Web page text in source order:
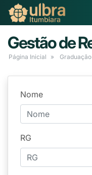
Gestão de
Página Inicial Graduação
Nome
RG